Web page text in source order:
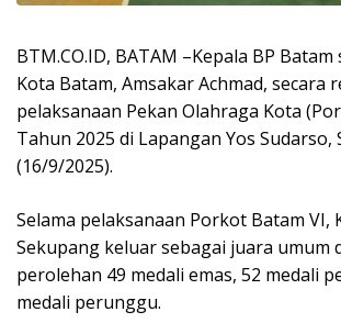
BTM.CO.ID, BATAM –Kepala BP
Kota Batam, Amsakar Achmad, secara
pelaksanaan Pekan Olahraga Kota
Tahun 2025 di Lapangan Yos Sudarso,
(16/9/2025).
Selama pelaksanaan Porkot Batam VI,
Sekupang keluar sebagai juara umum
perolehan 49 medali emas, 52 medali
medali perunggu.